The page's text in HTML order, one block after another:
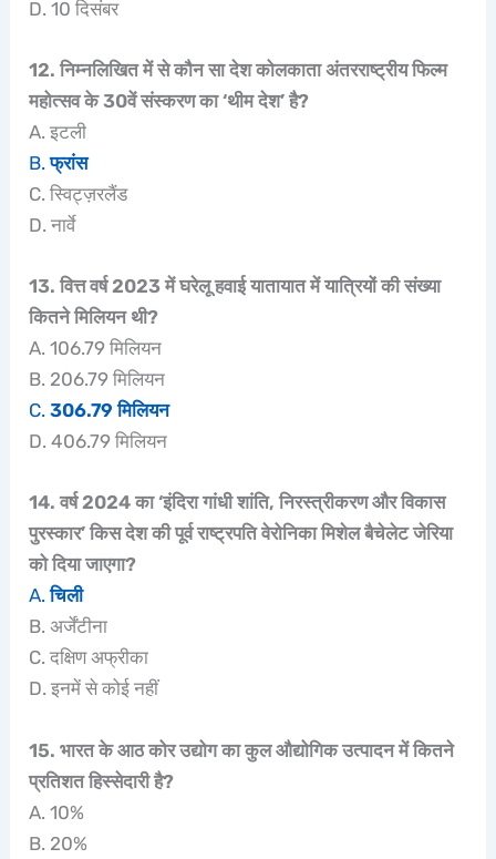
D. 10 दिसंबर
12. निम्नलिखित में से कौन सा देश कोलकाता अंतरराष्ट्रीय फिल्म
महोत्सव के 30वें संस्करण का ‘थीम देश’ है?
A. इटली
B.फ्रांस
C. स्विट्ज़रलैंड
D. नार्वे
13. वित्त वर्ष 2023 में घरेलू हवाई यातायात में यात्रियों की संख्या
कितने मिलियन थी?
A. 106.79 मिलियन
B. 206.79 मिलियन
C.306.79 मिलियन
D. 406.79 मिलियन
14. वर्ष 2024 का ‘इंदिरा गांधी शांति, निरस्त्रीकरण और विकास
पुरस्कार’ किस देश की पूर्व राष्ट्रपति वेरोनिका मिशेल बैचेलेट जेरिया
को दिया जाएगा?
A.चिली
B. अर्जेंटीना
C. दक्षिण अफ्रीका
D. इनमें से कोई नहीं
15. भारत के आठ कोर उद्योग का कुल औद्योगिक उत्पादन में कितने
प्रतिशत हिस्सेदारी है?
A. 10%
B. 20%